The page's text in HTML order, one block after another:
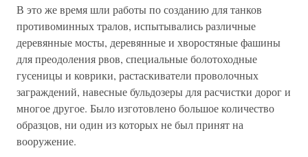
В это же время шли работы по созданию для танков
противоминных тралов, испытывались различные
деревянные мосты, деревянные и хворостяные фашины
для преодоления рвов, специальные болотоходные
гусеницы и коврики, растаскиватели проволочных
заграждений, навесные бульдозеры для расчистки дорог и
многое другое. Было изготовлено большое количество
образцов, ни один из которых не был принят на
вооружение.